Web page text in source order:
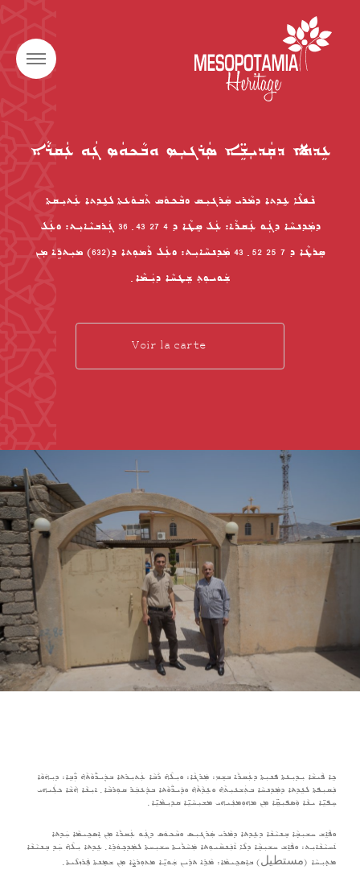
ܥܹܕܬܐ ܕܩܲܕܝܼܫܹ̈ܐ ܣܲܪܓܝܼܣ ܘܒܵܟܘܿܣ ܓܲܘ ܥܲܩܪܵܐ
ܢܵܦܠܵܐ ܥܹܕܬܐ ܕܡܵܪܝ ܣܲܪܓܝܼܣ ܘܒܵܟܘܿܣ ܬܵܒܘܿܥܬܐ ܠܥܹܕܬܐ ܥܲܬܝܼܩܬܐ
ܕܡܲܕܢܚܵܐ ܕܓܲܘ ܥܲܩܪܵܐ: ܥܲܠ ܣܸܛܵܐ ܕ 4 27 43 ݂ 36 ܓܲܪܒܝܵܐܝܼܬ: ܘܥܲܠ
ܣܸܪܛܵܐ ܕ 7 25 52 ݂ 43 ܡܲܕܢܚܵܐܝܼܬ: ܘܥܲܠ ܪܵܡܘܼܬܐ ܕ(632) ܡܝܼܬܖܹ̈ܐ ܡܼܢ
ܫܲܘܝܘܼܬ݂ ܫܸܛܚܵܐ ܕܝܲܡܵܐ ݂
Voir la carte
ܟܹܐ ܦܵܝܫܵܐ ܝܼܕܝܼܥܬܐ ܦܢܝܼܬܐ ܕܥܲܩܪܵܐ ܒܫܸܡ: ܡܲܪܓܵܐ: ܘܝܼܠܵܗ̇ ܪܵܒܵܐ ܥܲܬܝܼܪܬܐ ܒܕܲܝܖ̈ܵܘܵܬܵܗ̇ ܖ̈ܲܒܹܐ: ܕܝܼܗ݇ܘܵܐ
ܢܲܩܝܼܦܬܐ ܠܥܹܕܬܐ ܕܡܲܕܢܚܵܐ ܒܬܲܫܥܝܼܬܵܗ̇ ܘܥܹܕܵܬܵܗ̇ ܘܕܲܝܖ̈ܵܘܵܬܐ ܒܕܲܥܒܲܪ ܩܘܼܪܒܵܐ ݂ ܐܝܼܢܵܐ ܗܵܫܵܐ ܟܠܲܝܗܝ
ܚܸܦܝܹ̈ܐ ܝܢܵܐ ܘܲܣܦܝܼܩܹ̈ܐ ܡܼܢ ܡܗܘܼܡܢܲܝܗܝ ܡܫܝܼܚܵܝܹ̈ܐ ܩܕܝܼܡܵܝܹ̈ܐ ݂
ܘܦܵܐܹܫ ܚܫܝܼܒ݂ܵܐ ܒܸܢܝܵܢܵܐ ܕܥܹܕܬܐ ܕܡܵܪܝ ܣܲܪܓܝܼܣ ܘܒܵܟܘܿܣ ܕܓܲܘ ܥܲܩܪܵܐ ܡܼܢ ܐܸܣܟܹܝܡܵܐ ܚܲܕܬܐ
ܐ݇ܚܝܵܢܵܐܝܼܬ: ܘܦܵܐܹܫ ܚܫܝܼܒ݂ܵܐ ܕܠܵܐ ܐܵܢܲܢܩܵܝܘܼܬܐ ܡܲܚܵܪܵܝܬܐ ܚܫܝܼܚܬܐ ܠܡܲܕܟ݂ܘܿܪܹܐ ݂ ܥܹܕܬܐ ܝܼܠܵܗ̇ ܚܲܕ ܒܸܢܝܵܢܵܐ
ܡܬ݂ܝܼܚܵܐ (مستطيل) ܒܐܸܣܟܹܝܡܵܐ: ܡܵܪܹܐ ܬܪܹܝܢ ܫܲܘܝܹ̈ܐ ܡܬܘܼܪܨܵܐ ܡܼܢ ܫܡܸܢܬܐ ܦܲܪܙܠܵܝܬܐ ݂